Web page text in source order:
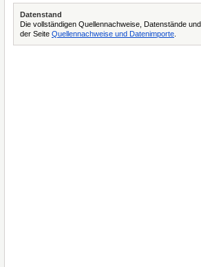
Datenstand
Die vollständigen Quellennachweise, Datenstände
der Seite Quellennachweise und Datenimporte